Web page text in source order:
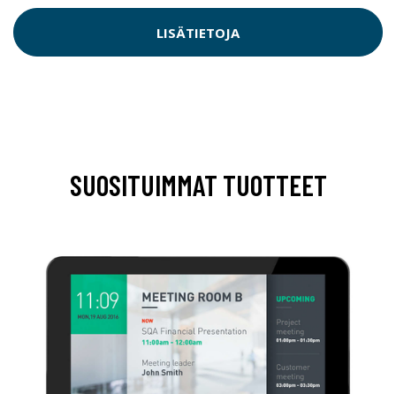
LISÄTIETOJA
SUOSITUIMMAT TUOTTEET